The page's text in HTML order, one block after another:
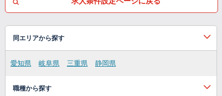
同エリアから探す
愛知県 岐阜県 三重県 静岡県
職種から探す